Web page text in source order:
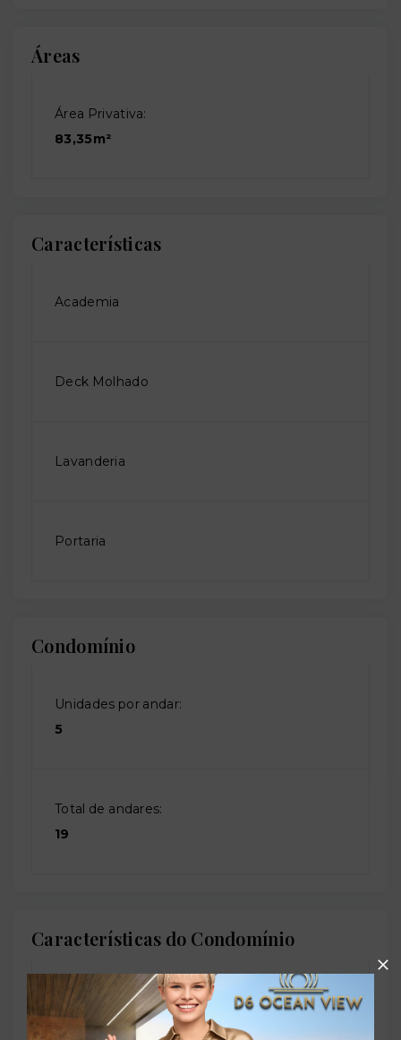
Áreas
Área Privativa:
83,35m²
Características
Academia
Deck Molhado
Lavanderia
Portaria
Condomínio
Unidades por andar:
5
Total de andares:
19
Características do Condomínio
Academia de ginástica